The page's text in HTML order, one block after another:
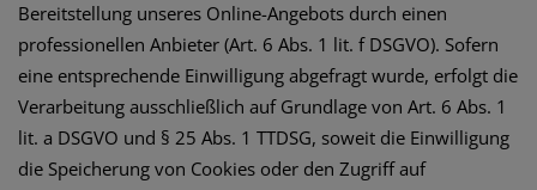
Bereitstellung unseres Online-Angebots durch einen
professionellen Anbieter (Art. 6 Abs. 1 lit. f DSGVO). Sofern
eine entsprechende Einwilligung abgefragt wurde, erfolgt die
Verarbeitung ausschließlich auf Grundlage von Art. 6 Abs. 1
lit. a DSGVO und § 25 Abs. 1 TTDSG, soweit die Einwilligung
die Speicherung von Cookies oder den Zugriff auf